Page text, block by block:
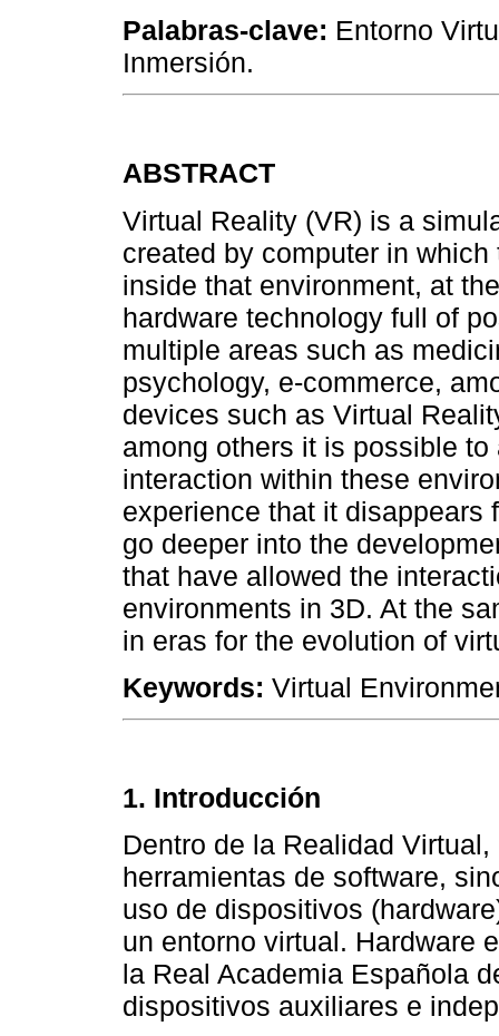
Palabras-clave: Entorno
Inmersión.
ABSTRACT
Virtual Reality (VR) is a
created by computer in
inside that environment, at
hardware technology full of
multiple areas such as
psychology, e-commerce,
devices such as Virtual
among others it is possible
interaction within these
experience that it disappears
go deeper into the
that have allowed the
environments in 3D. At the
in eras for the evolution of
Keywords: Virtual
1. Introducción
Dentro de la Realidad
herramientas de software,
uso de dispositivos
un entorno virtual. Hardware
la Real Academia Española
dispositivos auxiliares e